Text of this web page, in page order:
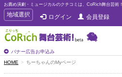
お薦め演劇・ミュージカルのクチコミは、CoRich舞台芸術！
T
o
g
g
e
n
a
地域選択 ログイン 会員登録
バナー広告お申込み
HOME ちーちゃんのMyページ